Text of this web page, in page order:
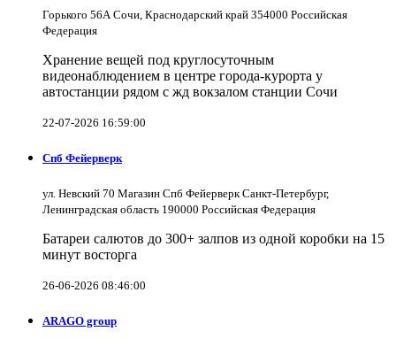
Горького 56А Сочи, Краснодарский край 354000 Российская
Федерация
Хранение вещей под круглосуточным
видеонаблюдением в центре города-курорта у
автостанции рядом с жд вокзалом станции Сочи
22-07-2026 16:59:00
Спб Фейерверк
ул. Невский 70 Магазин Спб Фейерверк Санкт-Петербург,
Ленинградская область 190000 Российская Федерация
Батареи салютов до 300+ залпов из одной коробки на 15
минут восторга
26-06-2026 08:46:00
ARAGO group